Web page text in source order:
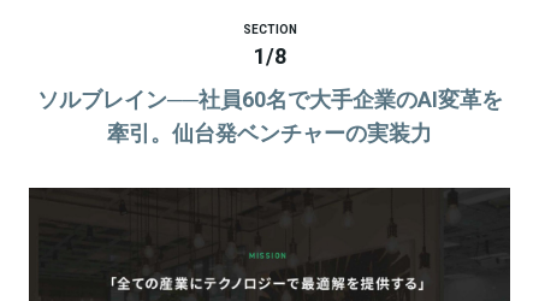
SECTION
1/8
ソルブレイン──社員60名で大手企業のAI変革を
牽引。仙台発ベンチャーの実装力